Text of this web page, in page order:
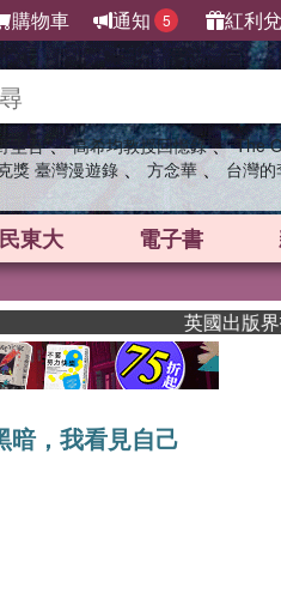
購物車 通知 5 紅利
圭吾 、 高希均教授回憶錄 、 The
獎 臺灣漫遊錄 、 方念華 、 台灣
東大 電子書
英國出版界指標大獎
暗，我看見自己